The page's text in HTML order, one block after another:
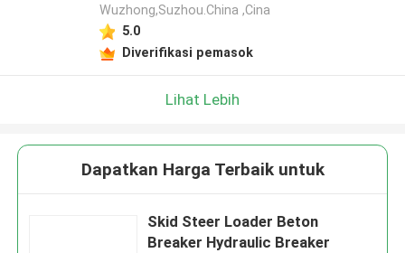
Wuzhong,Suzhou.China ,Cina
5.0
Diverifikasi pemasok
Lihat Lebih
Dapatkan Harga Terbaik untuk
Skid Steer Loader Beton
Breaker Hydraulic Breaker